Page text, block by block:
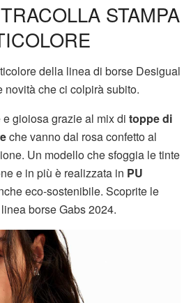
STAMPA
della linea di borse Desigual
novità che ci colpirà subito.
gioiosa grazie al mix di toppe di
che vanno dal rosa confetto al
Un modello che sfoggia le tinte
e in più è realizzata in PU
eco-sostenibile. Scoprite le
borse Gabs 2024.